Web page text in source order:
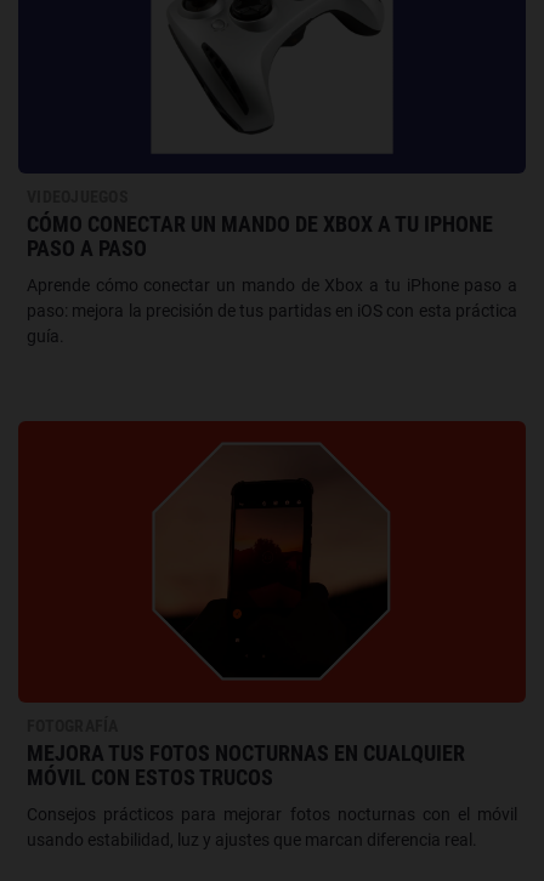
CÓMO CONECTAR UN MANDO DE XBOX A TU IPHONE
PASO A PASO
Aprende cómo conectar un mando de Xbox a tu iPhone paso a
paso: mejora la precisión de tus partidas en iOS con esta práctica
guía.
MEJORA TUS FOTOS NOCTURNAS EN CUALQUIER
MÓVIL CON ESTOS TRUCOS
Consejos prácticos para mejorar fotos nocturnas con el móvil
usando estabilidad, luz y ajustes que marcan diferencia real.